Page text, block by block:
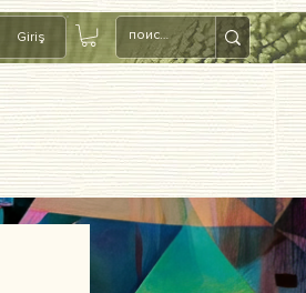
Giriş